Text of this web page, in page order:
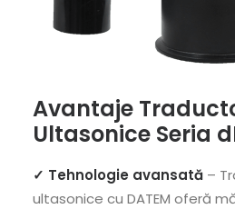
Avantaje
Ultasonice Seria
✓ Tehnologie avansată –
ultasonice cu DATEM oferă